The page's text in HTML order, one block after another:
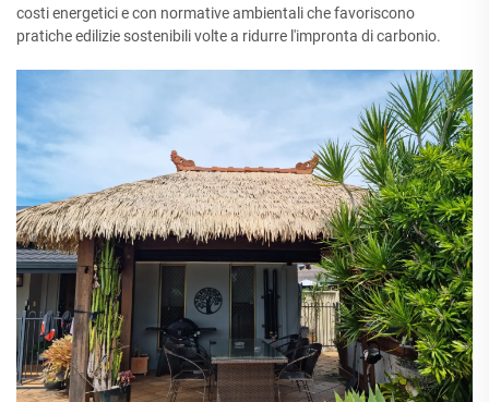
costi energetici e con normative ambientali che favoriscono
pratiche edilizie sostenibili volte a ridurre l'impronta di carbonio.